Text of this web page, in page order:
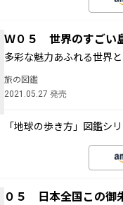
Ｗ０５ 世界のすごい
多彩な魅力あふれる世界
旅の図鑑
2021.05.27 発売
「地球の歩き方」図鑑シ
０５ 日本全国この